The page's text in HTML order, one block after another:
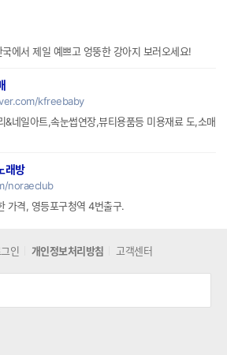
라이프스타일, SEOUL PET
에서 제일 예쁘고 엉뚱한 강아지 보러오세요!
kfreebaby
방
noraeclub
인 개인정보처리방침 고객센터